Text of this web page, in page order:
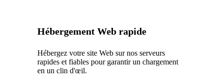
Hébergement Web rapide
Hébergez votre site Web sur nos serveurs
rapides et fiables pour garantir un chargement
en un clin d'œil.